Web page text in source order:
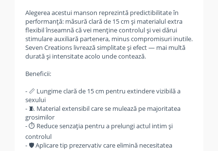
Alegerea acestui manson reprezintă predictibilitate în
performanță: măsură clară de 15 cm și materialul extra
flexibil înseamnă că vei menține controlul și vei dărui
stimulare auxiliară partenera, minus compromisuri inutile.
Seven Creations livrează simplitate și efect — mai multă
durată și intensitate acolo unde contează.
Beneficii:
- 📏 Lungime clară de 15 cm pentru extindere vizibilă a
sexului
- 🧵 Material extensibil care se mulează pe majoritatea
grosimilor
- ⏱️ Reduce senzația pentru a prelungi actul intim și
controlul
- 🛡️ Aplicare tip prezervativ care elimină necesitatea